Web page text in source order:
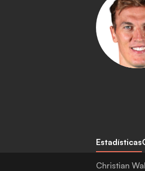
Estadísticas
Christian